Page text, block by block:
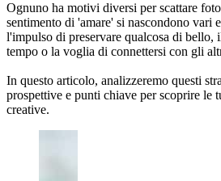
Ognuno ha motivi diversi per scattare
sentimento di 'amare' si nascondono vari
l'impulso di preservare qualcosa di bello,
tempo o la voglia di connettersi con gli
In questo articolo, analizzeremo questi
prospettive e punti chiave per scoprire le
creative.